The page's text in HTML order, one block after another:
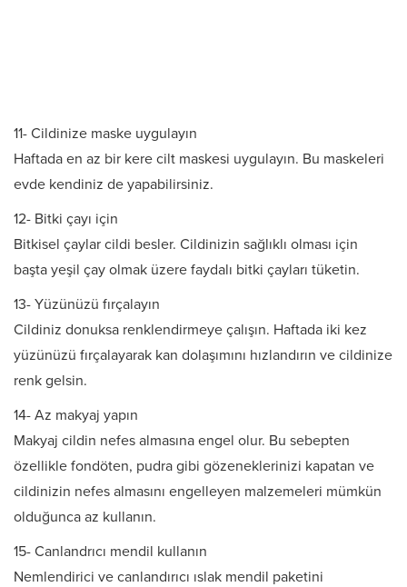
11- Cildinize maske uygulayın
Haftada en az bir kere cilt maskesi uygulayın. Bu maskeleri
evde kendiniz de yapabilirsiniz.
12- Bitki çayı için
Bitkisel çaylar cildi besler. Cildinizin sağlıklı olması için
başta yeşil çay olmak üzere faydalı bitki çayları tüketin.
13- Yüzünüzü fırçalayın
Cildiniz donuksa renklendirmeye çalışın. Haftada iki kez
yüzünüzü fırçalayarak kan dolaşımını hızlandırın ve cildinize
renk gelsin.
14- Az makyaj yapın
Makyaj cildin nefes almasına engel olur. Bu sebepten
özellikle fondöten, pudra gibi gözeneklerinizi kapatan ve
cildinizin nefes almasını engelleyen malzemeleri mümkün
olduğunca az kullanın.
15- Canlandrıcı mendil kullanın
Nemlendirici ve canlandırıcı ıslak mendil paketini